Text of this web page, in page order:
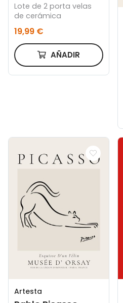
Lote de 2 porta velas
de cerámica
19,99 €
AÑADIR
Artesta